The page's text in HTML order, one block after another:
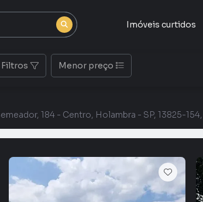
Imóveis curtidos
Filtros Menor preço
184 - Centro, Holambra - SP, 13825-